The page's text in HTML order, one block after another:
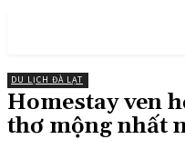
DU LỊCH ĐÀ LẠT
Homestay ven
thơ mộng nhất